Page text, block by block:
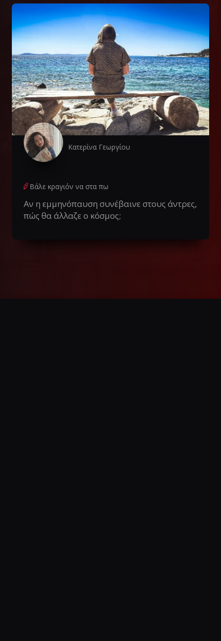
Κατερίνα Γεωργίου
Βάλε κραγιόν να στα πω
Αν η εμμηνόπαυση συνέβαινε στους άντρες,
πώς θα άλλαζε ο κόσμος;